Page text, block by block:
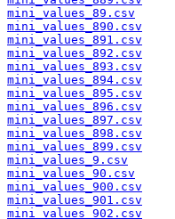
mini_values_89.csv
mini_values_890.csv
mini_values_891.csv
mini_values_892.csv
mini_values_893.csv
mini_values_894.csv
mini_values_895.csv
mini_values_896.csv
mini_values_897.csv
mini_values_898.csv
mini_values_899.csv
mini_values_9.csv
mini_values_90.csv
mini_values_900.csv
mini_values_901.csv
mini_values_902.csv